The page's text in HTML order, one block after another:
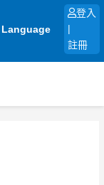
Language
登入
註冊